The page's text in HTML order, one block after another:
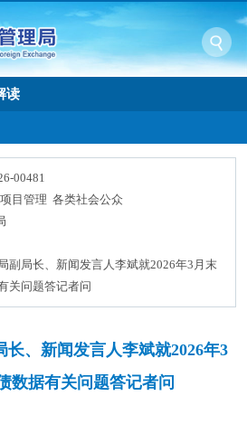
读
00481
目管理 各类社会公众
副局长、新闻发言人李斌就2026年3月末
关问题答记者问
长、新闻发言人李斌就2026年3
数据有关问题答记者问